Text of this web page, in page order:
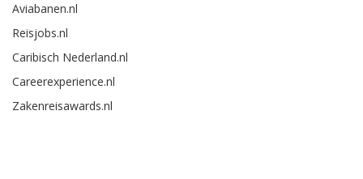
Aviabanen.nl
Reisjobs.nl
Caribisch Nederland.nl
Careerexperience.nl
Zakenreisawards.nl